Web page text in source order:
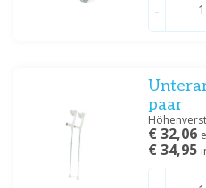
-
paar
€ 32,06
€ 34,95